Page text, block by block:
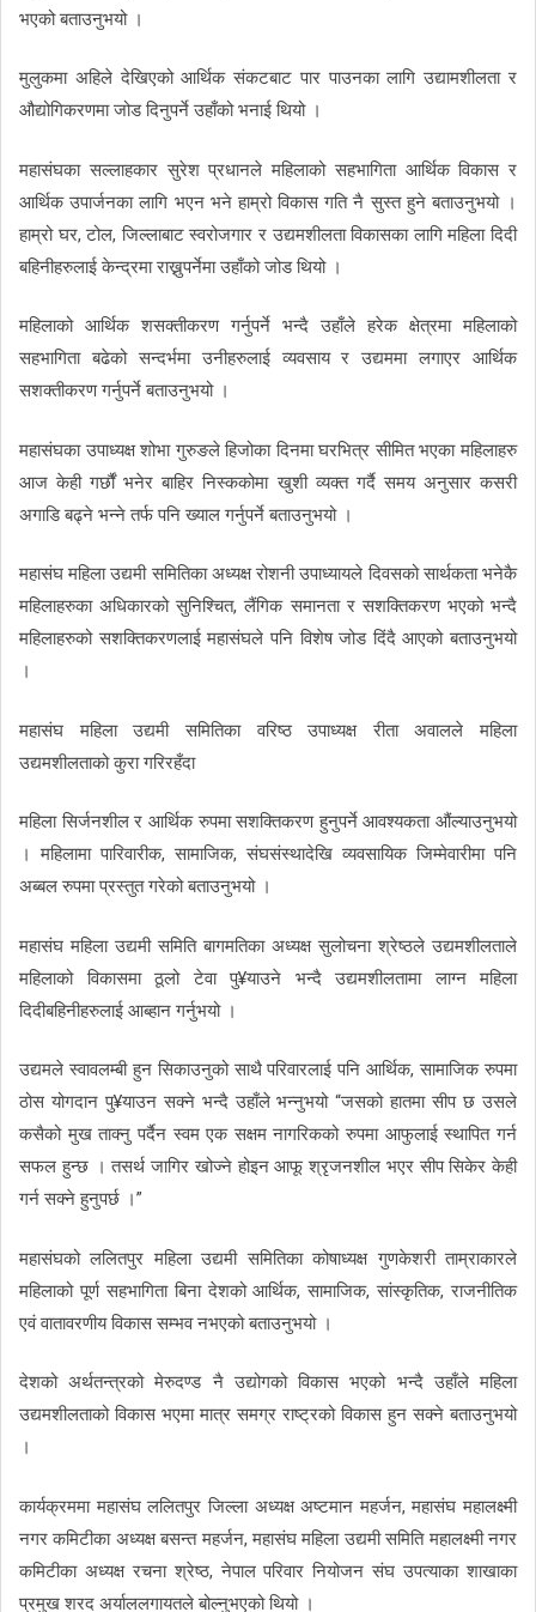
भएको बताउनुभयो ।
मुलुकमा अहिले देखिएको आर्थिक संकटबाट पार पाउनका लागि उद्यामशीलता र
औद्योगिकरणमा जोड दिनुपर्ने उहाँको भनाई थियो ।
महासंघका सल्लाहकार सुरेश प्रधानले महिलाको सहभागिता आर्थिक विकास र
आर्थिक उपार्जनका लागि भएन भने हाम्रो विकास गति नै सुस्त हुने बताउनुभयो ।
हाम्रो घर, टोल, जिल्लाबाट स्वरोजगार र उद्यमशीलता विकासका लागि महिला दिदी
बहिनीहरुलाई केन्द्रमा राख्नुपर्नेमा उहाँको जोड थियो ।
महिलाको आर्थिक शसक्तीकरण गर्नुपर्ने भन्दै उहाँले हरेक क्षेत्रमा महिलाको
सहभागिता बढेको सन्दर्भमा उनीहरुलाई व्यवसाय र उद्यममा लगाएर आर्थिक
सशक्तीकरण गर्नुपर्ने बताउनुभयो ।
महासंघका उपाध्यक्ष शोभा गुरुङले हिजोका दिनमा घरभित्र सीमित भएका महिलाहरु
आज केही गर्छौं भनेर बाहिर निस्ककोमा खुशी व्यक्त गर्दै समय अनुसार कसरी
अगाडि बढ्ने भन्ने तर्फ पनि ख्याल गर्नुपर्ने बताउनुभयो ।
महासंघ महिला उद्यमी समितिका अध्यक्ष रोशनी उपाध्यायले दिवसको सार्थकता भनेकै
महिलाहरुका अधिकारको सुनिश्चित, लैंगिक समानता र सशक्तिकरण भएको भन्दै
महिलाहरुको सशक्तिकरणलाई महासंघले पनि विशेष जोड दिंदै आएको बताउनुभयो
।
महासंघ महिला उद्यमी समितिका वरिष्ठ उपाध्यक्ष रीता अवालले महिला
उद्यमशीलताको कुरा गरिरहँदा
महिला सिर्जनशील र आर्थिक रुपमा सशक्तिकरण हुनुपर्ने आवश्यकता औंल्याउनुभयो
। महिलामा पारिवारीक, सामाजिक, संघसंस्थादेखि व्यवसायिक जिम्मेवारीमा पनि
अब्बल रुपमा प्रस्तुत गरेको बताउनुभयो ।
महासंघ महिला उद्यमी समिति बागमतिका अध्यक्ष सुलोचना श्रेष्ठले उद्यमशीलताले
महिलाको विकासमा ठूलो टेवा पु¥याउने भन्दै उद्यमशीलतामा लाग्न महिला
दिदीबहिनीहरुलाई आब्हान गर्नुभयो ।
उद्यमले स्वावलम्बी हुन सिकाउनुको साथै परिवारलाई पनि आर्थिक, सामाजिक रुपमा
ठोस योगदान पु¥याउन सक्ने भन्दै उहाँले भन्नुभयो “जसको हातमा सीप छ उसले
कसैको मुख ताक्नु पर्दैन स्वम एक सक्षम नागरिकको रुपमा आफुलाई स्थापित गर्न
सफल हुन्छ । तसर्थ जागिर खोज्ने होइन आफू श्रृजनशील भएर सीप सिकेर केही
गर्न सक्ने हुनुपर्छ ।”
महासंघको ललितपुर महिला उद्यमी समितिका कोषाध्यक्ष गुणकेशरी ताम्राकारले
महिलाको पूर्ण सहभागिता बिना देशको आर्थिक, सामाजिक, सांस्कृतिक, राजनीतिक
एवं वातावरणीय विकास सम्भव नभएको बताउनुभयो ।
देशको अर्थतन्त्रको मेरुदण्ड नै उद्योगको विकास भएको भन्दै उहाँले महिला
उद्यमशीलताको विकास भएमा मात्र समग्र राष्ट्रको विकास हुन सक्ने बताउनुभयो
।
कार्यक्रममा महासंघ ललितपुर जिल्ला अध्यक्ष अष्टमान महर्जन, महासंघ महालक्ष्मी
नगर कमिटीका अध्यक्ष बसन्त महर्जन, महासंघ महिला उद्यमी समिति महालक्ष्मी नगर
कमिटीका अध्यक्ष रचना श्रेष्ठ, नेपाल परिवार नियोजन संघ उपत्याका शाखाका
प्रमुख शरद अर्याललगायतले बोल्नुभएको थियो ।